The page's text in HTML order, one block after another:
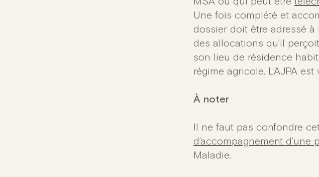
Une fois complété et
dossier doit être adressé
des allocations qu’il
son lieu de résidence
régime agricole. L’AJPA
À noter
Il ne faut pas confondre
d’accompagnement
Maladie.